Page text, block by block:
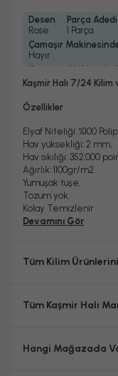
Desen
Rose
Parça Adedi
1 Parça
Çamaşır
Hayır
Kurutma
Hayır
Hayır
2
Kaşmir Halı 7/24
Özellikler
Elyaf Niteliği: %100
Hav yüksekliği: 2 mm,
Hav sıkılığı: 352.000
Ağırlık: 1100gr/m2.
Yumuşak tuşe,
Tozum yok,
Kolay Temizlenir
Devamını Gör
Tüm Kilim
Tüm Kaşmir Halı
Hangi Mağazada